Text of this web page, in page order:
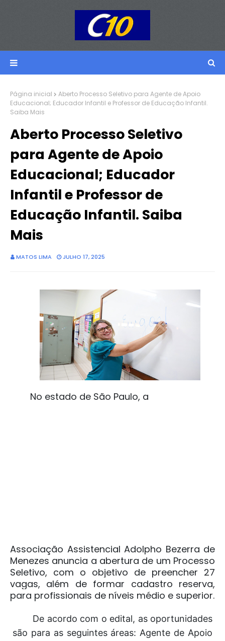
Página inicial
Aberto Processo Seletivo para Agente de Apoio
Educacional; Educador Infantil e Professor de Educação Infantil.
Saiba Mais
Aberto Processo Seletivo
para Agente de Apoio
Educacional; Educador
Infantil e Professor de
Educação Infantil. Saiba
Mais
MATOS LIMA JULHO 17, 2025
No estado de São Paulo, a
Associação Assistencial Adolpho Bezerra de
Menezes anuncia a abertura de um Processo
Seletivo, com o objetivo de preencher 27
vagas, além de formar cadastro reserva,
para profissionais de níveis médio e superior.
De acordo com o edital, as oportunidades
são para as seguintes áreas: Agente de Apoio